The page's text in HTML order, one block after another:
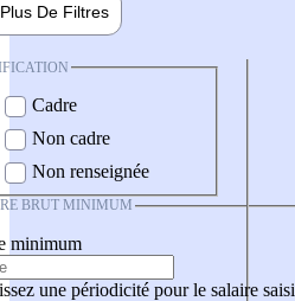
Plus De Filtres
Cadre
Non cadre
Non renseignée
BRUT MINIMUM
minimum
une périodicité pour le salaire saisi